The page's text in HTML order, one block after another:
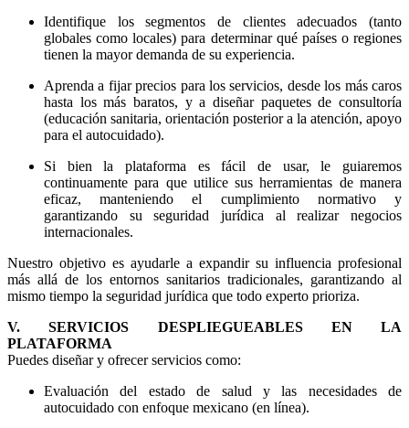
Identifique los segmentos de clientes adecuados (tanto
globales como locales) para determinar qué países o regiones
tienen la mayor demanda de su experiencia.
Aprenda a fijar precios para los servicios, desde los más caros
hasta los más baratos, y a diseñar paquetes de consultoría
(educación sanitaria, orientación posterior a la atención, apoyo
para el autocuidado).
Si bien la plataforma es fácil de usar, le guiaremos
continuamente para que utilice sus herramientas de manera
eficaz, manteniendo el cumplimiento normativo y
garantizando su seguridad jurídica al realizar negocios
internacionales.
Nuestro objetivo es ayudarle a expandir su influencia profesional
más allá de los entornos sanitarios tradicionales, garantizando al
mismo tiempo la seguridad jurídica que todo experto prioriza.
V. SERVICIOS DESPLIEGUEABLES EN LA
PLATAFORMA
Puedes diseñar y ofrecer servicios como:
Evaluación del estado de salud y las necesidades de
autocuidado con enfoque mexicano (en línea).